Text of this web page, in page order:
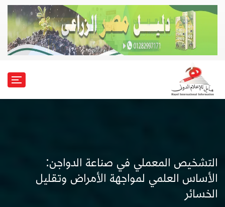
التشخيص المعملي في صناعة الدواجن:
الأساس العلمي لمواجهة الأمراض وتقليل
الخسائر